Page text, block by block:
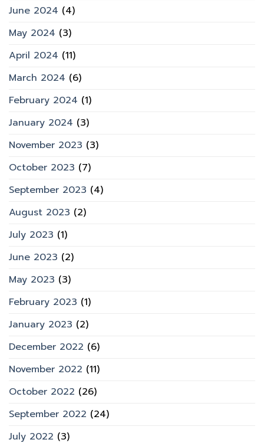
June 2024 (4)
May 2024 (3)
April 2024 (11)
March 2024 (6)
February 2024 (1)
January 2024 (3)
November 2023 (3)
October 2023 (7)
September 2023 (4)
August 2023 (2)
July 2023 (1)
June 2023 (2)
May 2023 (3)
February 2023 (1)
January 2023 (2)
December 2022 (6)
November 2022 (11)
October 2022 (26)
September 2022 (24)
July 2022 (3)